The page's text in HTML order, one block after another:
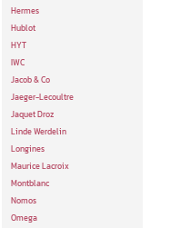
Hermes
Hublot
HYT
IWC
Jacob & Co
Jaeger-Lecoultre
Jaquet Droz
Linde Werdelin
Longines
Maurice Lacroix
Montblanc
Nomos
Omega